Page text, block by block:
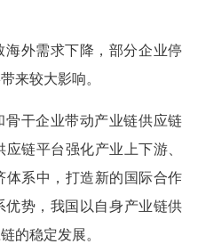
海外需求下降，部分企业停
来较大影响。
骨干企业带动产业链供应链
链平台强化产业上下游、
体系中，打造新的国际合作
势，我国以自身产业链供
的稳定发展。